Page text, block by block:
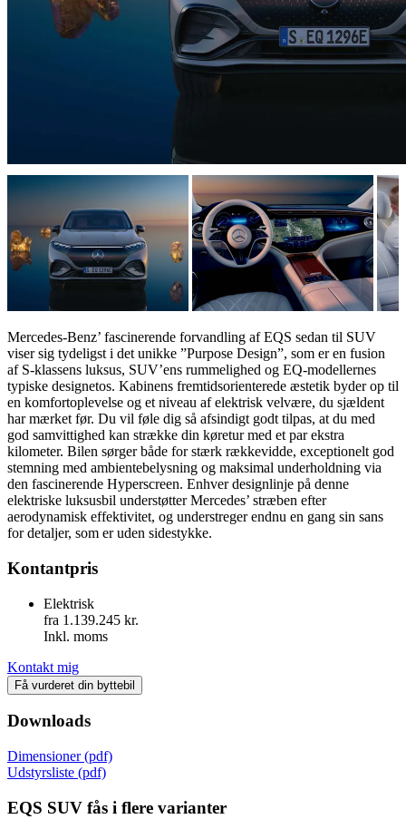
Mercedes-Benz’ fascinerende forvandling af EQS sedan til SUV
viser sig tydeligst i det unikke ”Purpose Design”, som er en fusion
af S-klassens luksus, SUV’ens rummelighed og EQ-modellernes
typiske designetos. Kabinens fremtidsorienterede æstetik byder op til
en komfortoplevelse og et niveau af elektrisk velvære, du sjældent
har mærket før. Du vil føle dig så afsindigt godt tilpas, at du med
god samvittighed kan strække din køretur med et par ekstra
kilometer. Bilen sørger både for stærk rækkevidde, exceptionelt god
stemning med ambientebelysning og maksimal underholdning via
den fascinerende Hyperscreen. Enhver designlinje på denne
elektriske luksusbil understøtter Mercedes’ stræben efter
aerodynamisk effektivitet, og understreger endnu en gang sin sans
for detaljer, som er uden sidestykke.
Kontantpris
Elektrisk
fra 1.139.245 kr.
Inkl. moms
Kontakt mig
Få vurderet din byttebil
Downloads
Dimensioner (pdf)
Udstyrsliste (pdf)
EQS SUV fås i flere varianter